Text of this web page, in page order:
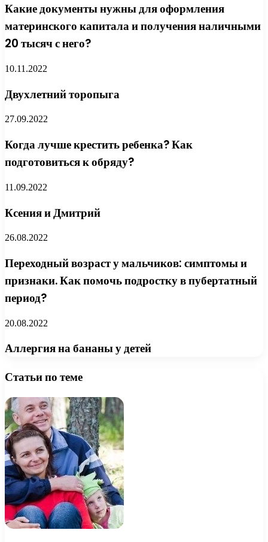
Какие документы нужны для оформления
материнского капитала и получения наличными
20 тысяч с него?
10.11.2022
Двухлетний торопыга
27.09.2022
Когда лучше крестить ребенка? Как
подготовиться к обряду?
11.09.2022
Ксения и Дмитрий
26.08.2022
Переходный возраст у мальчиков: симптомы и
признаки. Как помочь подростку в пубертатный
период?
20.08.2022
Аллергия на бананы у детей
Статьи по теме